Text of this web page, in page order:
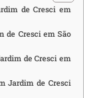
de Cresci em
de Cresci em São
de Cresci em
Jardim de Cresci